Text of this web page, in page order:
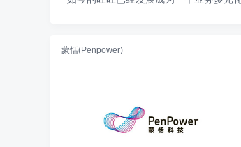
蒙恬(Penpower)